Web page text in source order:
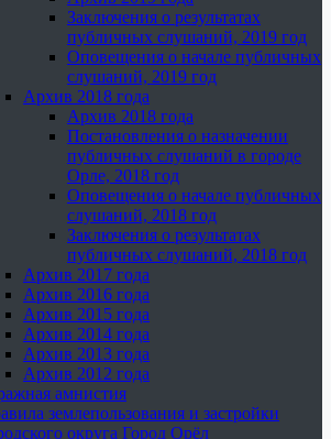
Заключения о результатах
публичных слушаний, 2019 год
Оповещения о начале публичных
слушаний, 2019 год
Архив 2018 года
Архив 2018 года
Постановления о назначении
публичных слушаний в городе
Орле, 2018 год
Оповещения о начале публичных
слушаний, 2018 год
Заключения о результатах
публичных слушаний, 2018 год
Архив 2017 года
Архив 2016 года
Архив 2015 года
Архив 2014 года
Архив 2013 года
Архив 2012 года
амнистия
землепользования и застройки
округа Город Орёл